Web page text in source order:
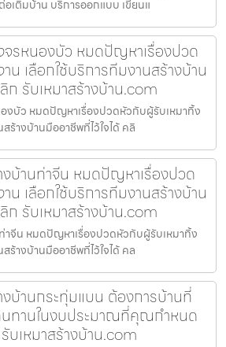
อเติมบ้าน บริการออกแบบ เขียนแ
จรหนองบัว หมดปัญหาเรื่องปวด
น เลือกใช้บริการทีมงานสร้างบ้าน
ก รับเหมาสร้างบ้าน.com
งบัว หมดปัญหาเรื่องปวดหัวกับผู้รับเหมาทิ้ง
ร้างบ้านมืออาชีพที่ไว้ใจได้ คลิ
บ้านท่าจีน หมดปัญหาเรื่องปวด
น เลือกใช้บริการทีมงานสร้างบ้าน
ก รับเหมาสร้างบ้าน.com
าจีน หมดปัญหาเรื่องปวดหัวกับผู้รับเหมาทิ้ง
ร้างบ้านมืออาชีพที่ไว้ใจได้ คล
บ้านกระทุ่มแบน ต้องการบ้านที่
นทานในงบประมาณที่คุณกำหนด
บเหมาสร้างบ้าน.com